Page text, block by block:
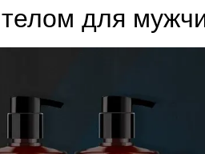
для